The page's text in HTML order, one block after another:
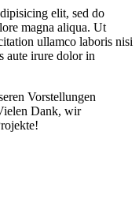
elit, sed do
magna aliqua. Ut
ullamco laboris nisi
aute irure dolor in
Vorstellungen
Dank, wir